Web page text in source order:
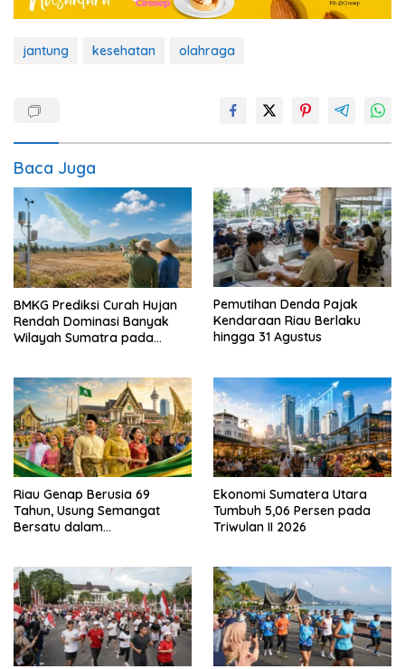
jantung kesehatan olahraga
Baca Juga
BMKG Prediksi Curah Hujan
Rendah Dominasi Banyak
Wilayah Sumatra pada
Pemutihan Denda Pajak
Kendaraan Riau Berlaku
hingga 31 Agustus
Riau Genap Berusia 69
Tahun, Usung Semangat
Bersatu dalam
Ekonomi Sumatera Utara
Tumbuh 5,06 Persen pada
Triwulan II 2026